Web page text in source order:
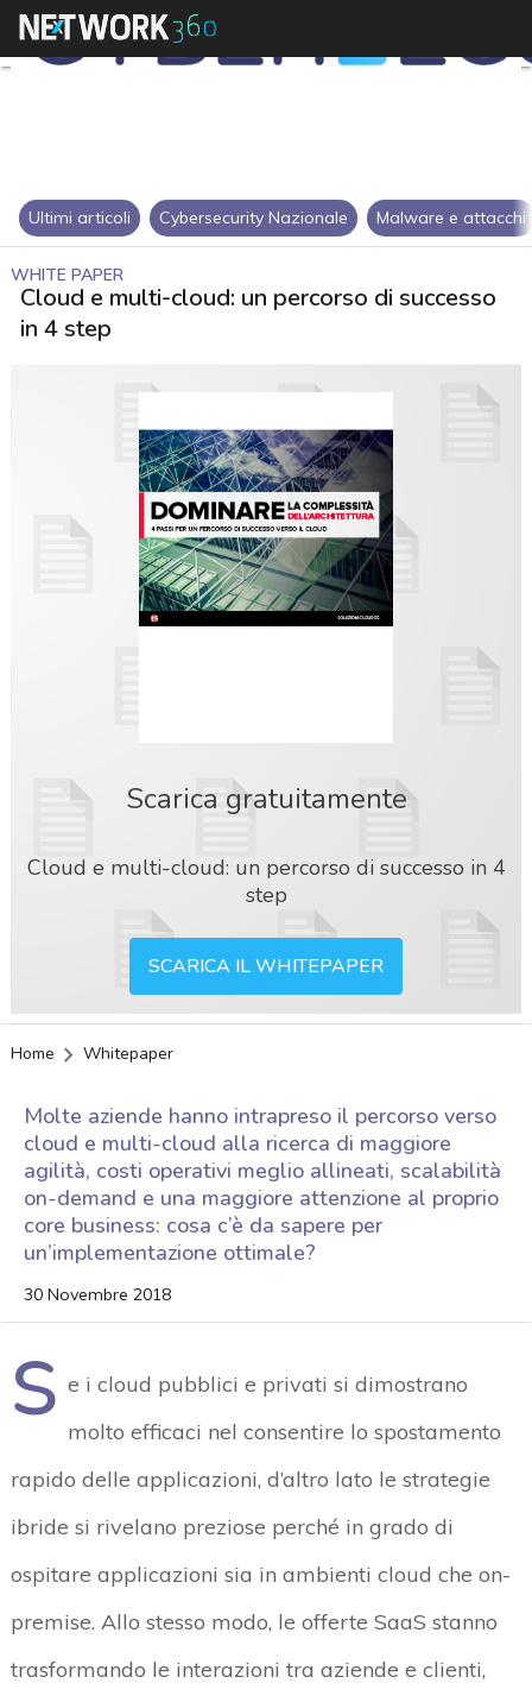
Ultimi articoli Cybersecurity Nazionale Malware e attacchi
WHITE PAPER
Cloud e multi-cloud: un percorso di successo
in 4 step
Scarica gratuitamente
Cloud e multi-cloud: un percorso di successo in 4
step
SCARICA IL WHITEPAPER
Home Whitepaper
Molte aziende hanno intrapreso il percorso verso
cloud e multi-cloud alla ricerca di maggiore
agilità, costi operativi meglio allineati, scalabilità
on-demand e una maggiore attenzione al proprio
core business: cosa c’è da sapere per
un’implementazione ottimale?
30 Novembre 2018
S e i cloud pubblici e privati si dimostrano
molto efficaci nel consentire lo spostamento
rapido delle applicazioni, d’altro lato le strategie
ibride si rivelano preziose perché in grado di
ospitare applicazioni sia in ambienti cloud che on-
premise. Allo stesso modo, le offerte SaaS stanno
trasformando le interazioni tra aziende e clienti,